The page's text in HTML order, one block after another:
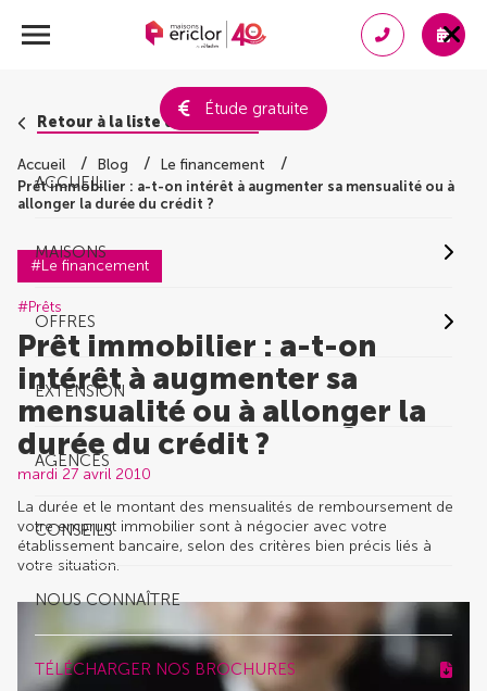
Étude gratuite
ACCUEIL
MAISONS
OFFRES
EXTENSION
AGENCES
CONSEILS
NOUS CONNAÎTRE
TÉLÉCHARGER NOS BROCHURES
Retour à la liste des conseils
Accueil Blog
Le financement
Prêt immobilier : a-t-on intérêt à augmenter sa mensualité ou à
allonger la durée du crédit ?
#Le financement
#Prêts
Prêt immobilier : a-t-on
intérêt à augmenter sa
mensualité ou à allonger la
durée du crédit ?
mardi 27 avril 2010
La durée et le montant des mensualités de remboursement de
votre emprunt immobilier sont à négocier avec votre
établissement bancaire, selon des critères bien précis liés à
votre situation.